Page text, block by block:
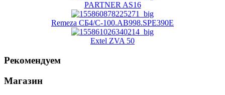
PARTNER AS16
Remeza СБ4/С-100.АВ998.SPE390E
Extel ZVA 50
Рекомендуем
Магазин